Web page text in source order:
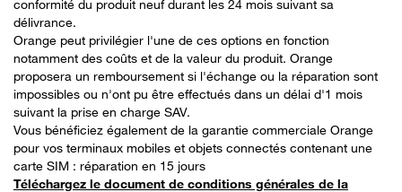
conformité du produit neuf durant les 24 mois suivant sa
délivrance.
Orange peut privilégier l'une de ces options en fonction
notamment des coûts et de la valeur du produit. Orange
proposera un remboursement si l'échange ou la réparation sont
impossibles ou n'ont pu être effectués dans un délai d'1 mois
suivant la prise en charge SAV.
Vous bénéficiez également de la garantie commerciale Orange
pour vos terminaux mobiles et objets connectés contenant une
carte SIM : réparation en 15 jours
Téléchargez le document de conditions générales de la